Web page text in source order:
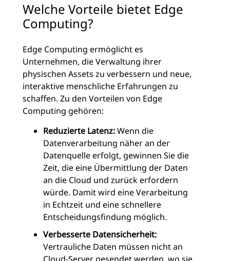
Welche Vorteile bietet Edge
Computing?
Edge Computing ermöglicht es
Unternehmen, die Verwaltung ihrer
physischen Assets zu verbessern und neue,
interaktive menschliche Erfahrungen zu
schaffen. Zu den Vorteilen von Edge
Computing gehören:
Reduzierte Latenz:Wenn die
Datenverarbeitung näher an der
Datenquelle erfolgt, gewinnen Sie die
Zeit, die eine Übermittlung der Daten
an die Cloud und zurück erfordern
würde. Damit wird eine Verarbeitung
in Echtzeit und eine schnellere
Entscheidungsfindung möglich.
Verbesserte Datensicherheit:
Vertrauliche Daten müssen nicht an